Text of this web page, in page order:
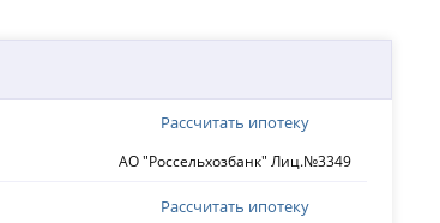
АО "Россельхозбанк" Лиц.№3349
Рассчитать ипотеку
Рассчитать ипотеку